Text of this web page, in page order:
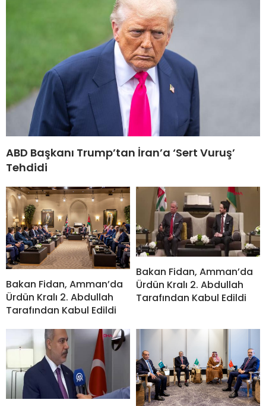
ABD Başkanı Trump’tan İran’a ‘Sert Vuruş’
Tehdidi
Bakan Fidan, Amman’da
Ürdün Kralı 2. Abdullah
Tarafından Kabul Edildi
Bakan Fidan, Amman’da
Ürdün Kralı 2. Abdullah
Tarafından Kabul Edildi